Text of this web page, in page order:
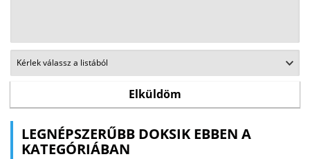
LEGNÉPSZERŰBB DOKSIK EBBEN A
KATEGÓRIÁBAN